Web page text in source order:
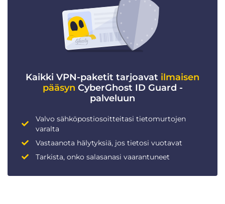
Kaikki VPN-paketit tarjoavat ilmaisen
pääsyn CyberGhost ID Guard -
palveluun
Valvo sähköpostiosoitteitasi tietomurtojen
varalta
Vastaanota hälytyksiä, jos tietosi vuotavat
Tarkista, onko salasanasi vaarantuneet